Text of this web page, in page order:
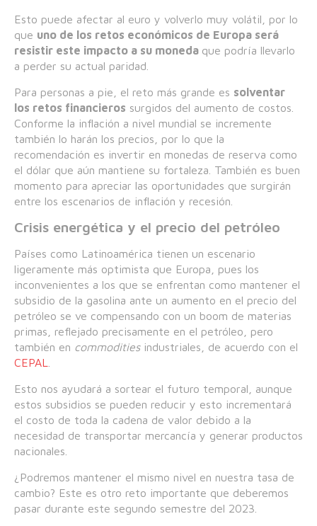
Esto puede afectar al euro y volverlo muy volátil, por lo
que uno de los retos económicos de Europa será
resistir este impacto a su moneda que podría llevarlo
a perder su actual paridad.
Para personas a pie, el reto más grande es solventar
los retos financieros surgidos del aumento de costos.
Conforme la inflación a nivel mundial se incremente
también lo harán los precios, por lo que la
recomendación es invertir en monedas de reserva como
el dólar que aún mantiene su fortaleza. También es buen
momento para apreciar las oportunidades que surgirán
entre los escenarios de inflación y recesión.
Crisis energética y el precio del petróleo
Países como Latinoamérica tienen un escenario
ligeramente más optimista que Europa, pues los
inconvenientes a los que se enfrentan como mantener el
subsidio de la gasolina ante un aumento en el precio del
petróleo se ve compensando con un boom de materias
primas, reflejado precisamente en el petróleo, pero
también en commoditiesindustriales, de acuerdo con el
CEPAL
Esto nos ayudará a sortear el futuro temporal, aunque
estos subsidios se pueden reducir y esto incrementará
el costo de toda la cadena de valor debido a la
necesidad de transportar mercancía y generar productos
nacionales.
¿Podremos mantener el mismo nivel en nuestra tasa de
cambio? Este es otro reto importante que deberemos
pasar durante este segundo semestre del 2023.